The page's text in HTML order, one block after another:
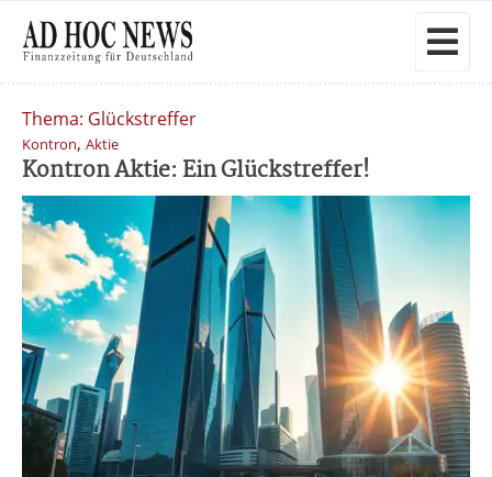
Thema: Glückstreffer
Kontron, Aktie
Kontron Aktie: Ein Glückstreffer!